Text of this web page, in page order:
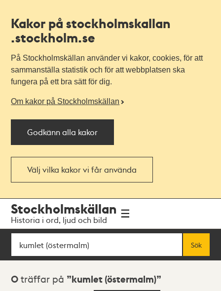
Kakor på stockholmskallan
.stockholm.se
På Stockholmskällan använder vi kakor, cookies, för att
sammanställa statistik och för att webbplatsen ska
fungera på ett bra sätt för dig.
Om kakor på Stockholmskällan
Godkänn alla kakor
Välj vilka kakor vi får använda
navigationen
huvudinnehållet
Stockholmskällan
Historia i ord, ljud och bild
Sök
Sök
Sökresultat
0 träffar på kumlet (östermalm)